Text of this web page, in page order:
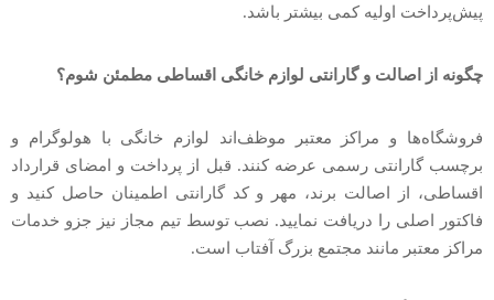
پیش‌پرداخت اولیه کمی بیشتر باشد.
چگونه از اصالت و گارانتی لوازم خانگی اقساطی مطمئن شوم؟
فروشگاه‌ها و مراکز معتبر موظف‌اند لوازم خانگی با هولوگرام و
برچسب گارانتی رسمی عرضه کنند. قبل از پرداخت و امضای قرارداد
اقساطی، از اصالت برند، مهر و کد گارانتی اطمینان حاصل کنید و
فاکتور اصلی را دریافت نمایید. نصب توسط تیم مجاز نیز جزو خدمات
مراکز معتبر مانند مجتمع بزرگ آفتاب است.